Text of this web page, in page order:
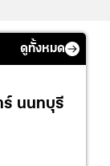
ดูทั้งหมด
ร์ นนทบุรี